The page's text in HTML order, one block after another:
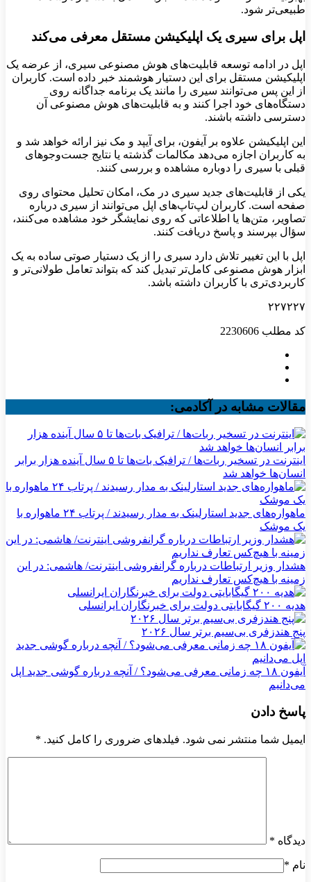
طبیعی‌تر شود.
اپل برای سیری یک اپلیکیشن مستقل معرفی می‌کند
اپل در ادامه توسعه قابلیت‌های هوش مصنوعی سیری، از عرضه یک
اپلیکیشن مستقل برای این دستیار هوشمند خبر داده است. کاربران
از این پس می‌توانند سیری را مانند یک برنامه جداگانه روی
دستگاه‌های خود اجرا کنند و به قابلیت‌های هوش مصنوعی آن
دسترسی داشته باشند.
این اپلیکیشن علاوه بر آیفون، برای آیپد و مک نیز ارائه خواهد شد و
به کاربران اجازه می‌دهد مکالمات گذشته یا نتایج جست‌وجوهای
قبلی با سیری را دوباره مشاهده و بررسی کنند.
یکی از قابلیت‌های جدید سیری در مک، امکان تحلیل محتوای روی
صفحه است. کاربران لپ‌تاپ‌های اپل می‌توانند از سیری درباره
تصاویر، متن‌ها یا اطلاعاتی که روی نمایشگر خود مشاهده می‌کنند،
سؤال بپرسند و پاسخ دریافت کنند.
اپل با این تغییر تلاش دارد سیری را از یک دستیار صوتی ساده به یک
ابزار هوش مصنوعی کامل‌تر تبدیل کند که بتواند تعامل طولانی‌تر و
کاربردی‌تری با کاربران داشته باشد.
۲۲۷۲۲۷
کد مطلب 2230606
مقالات مشابه در آکادمی:
اینترنت در تسخیر ربات‌ها / ترافیک بات‌ها تا ۵ سال آینده هزار برابر
انسان‌ها خواهد شد
ماهواره‌های جدید استارلینک به مدار رسیدند / پرتاب ۲۴ ماهواره با
یک موشک
هشدار وزیر ارتباطات درباره گرانفروشی اینترنت/ هاشمی: در این
زمینه با هیچ‌کس تعارف نداریم
هدیه ۲۰۰ گیگابایتی دولت برای خبرنگاران ایرانسلی
پنج هندزفری بی‌سیم برتر سال ۲۰۲۶
آیفون ۱۸ چه زمانی معرفی می‌شود؟ / آنچه درباره گوشی جدید اپل
می‌دانیم
پاسخ دادن
ایمیل شما منتشر نمی شود. فیلدهای ضروری را کامل کنید. *
دیدگاه *
نام *